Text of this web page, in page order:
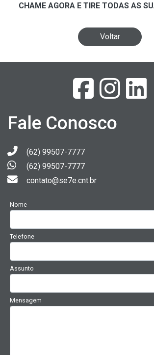
CHAME AGORA E TIRE TODAS AS
Voltar
Fale Conosco
(62) 99507-7777
(62) 99507-7777
contato@se7e.cnt.br
Nome
Telefone
Assunto
Mensagem